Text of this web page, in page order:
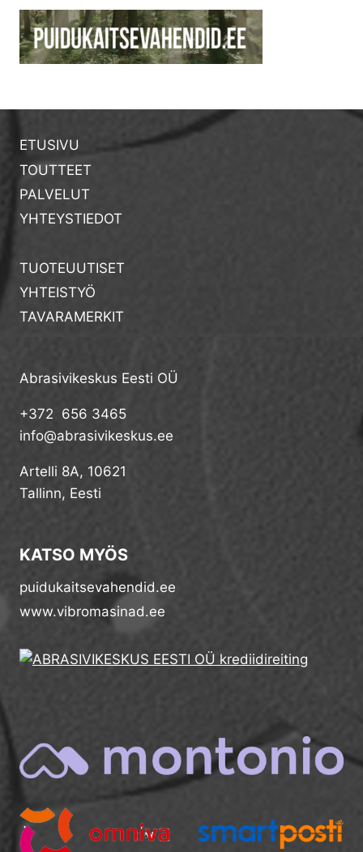
ETUSIVU
TOUTTEET
PALVELUT
YHTEYSTIEDOT
TUOTEUUTISET
YHTEISTYÖ
TAVARAMERKIT
Abrasivikeskus Eesti OÜ
+372 656 3465
info@abrasivikeskus.ee
Artelli 8A, 10621
Tallinn, Eesti
KATSO MYÖS
puidukaitsevahendid.ee
www.vibromasinad.ee